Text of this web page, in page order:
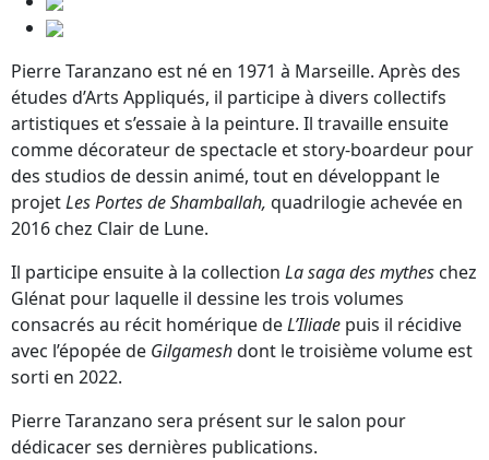
Pierre Taranzano est né en 1971 à Marseille. Après des
études d’Arts Appliqués, il participe à divers collectifs
artistiques et s’essaie à la peinture. Il travaille ensuite
comme décorateur de spectacle et story-boardeur pour
des studios de dessin animé, tout en développant le
projetLes Portes de Shamballah, quadrilogie achevée en
2016 chez Clair de Lune.
Il participe ensuite à la collection La saga des mythes chez
Glénat pour laquelle il dessine les trois volumes
consacrés au récit homérique deL’Iliade puis il récidive
avec l’épopée de Gilgameshdont le troisième volume est
sorti en 2022.
Pierre Taranzano sera présent sur le salon pour
dédicacer ses dernières publications.